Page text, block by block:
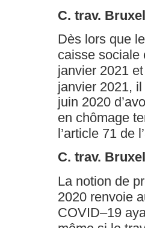
C. trav.
Dès lors que
caisse sociale
janvier 2021
janvier 2021,
juin 2020
en chômage
l’article 71 de
C. trav.
La notion de
2020 renvoie
COVID–19